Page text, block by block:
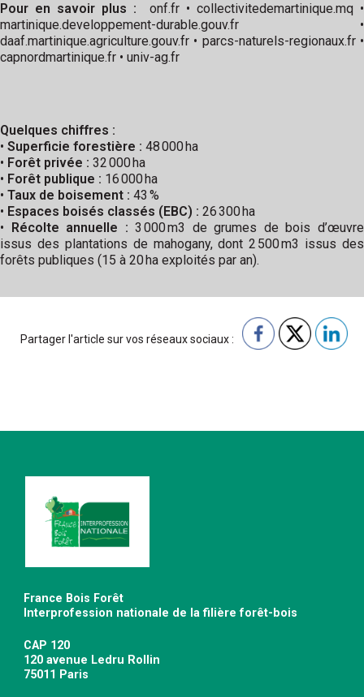
Pour en savoir plus : onf.fr • collectivitedemartinique.mq •
martinique.developpement-durable.gouv.fr •
daaf.martinique.agriculture.gouv.fr • parcs-naturels-regionaux.fr •
capnordmartinique.fr • univ-ag.fr
Quelques chiffres :
• Superficie forestière : 48 000 ha
• Forêt privée : 32 000 ha
• Forêt publique : 16 000 ha
• Taux de boisement : 43 %
• Espaces boisés classés (EBC) : 26 300 ha
• Récolte annuelle :3 000 m3 de grumes de bois d’œuvre
issus des plantations de mahogany, dont 2 500 m3 issus des
forêts publiques (15 à 20 ha exploités par an).
Partager l'article sur vos réseaux sociaux :
France Bois Forêt
Interprofession nationale de la filière forêt-bois
CAP 120
120 avenue Ledru Rollin
75011 Paris